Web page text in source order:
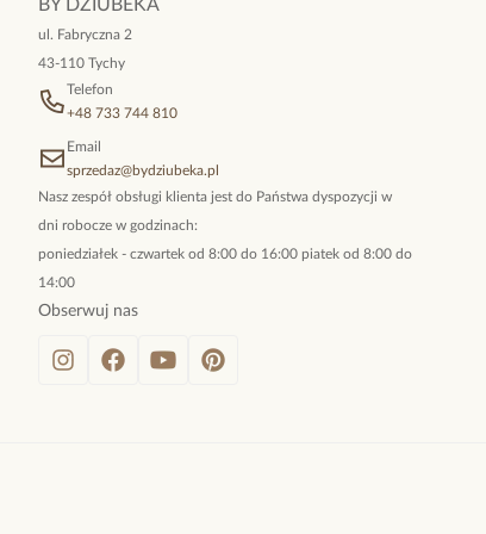
BY DZIUBEKA
ul. Fabryczna 2
43-110 Tychy
Telefon
+48 733 744 810
Email
sprzedaz@bydziubeka.pl
Nasz zespół obsługi klienta jest do Państwa dyspozycji w
dni robocze w godzinach:
poniedziałek - czwartek od 8:00 do 16:00 piatek od 8:00 do
14:00
Obserwuj nas